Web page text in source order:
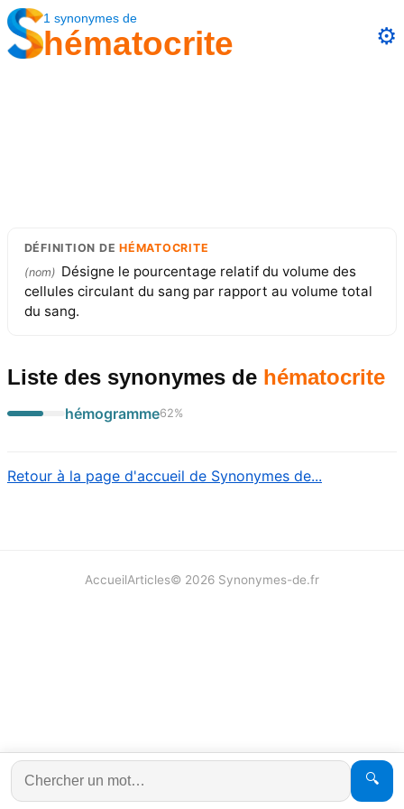
1 synonymes de
hématocrite ⚙️
DÉFINITION DEHÉMATOCRITE
(nom) Désigne le pourcentage relatif du volume des
cellules circulant du sang par rapport au volume total
du sang.
Liste des synonymes de hématocrite
hémogramme62%
Retour à la page d'accueil de Synonymes de...
🔍
AccueilArticles© 2026 Synonymes-de.fr